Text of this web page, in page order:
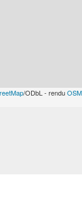
/ODbL - renduOSM